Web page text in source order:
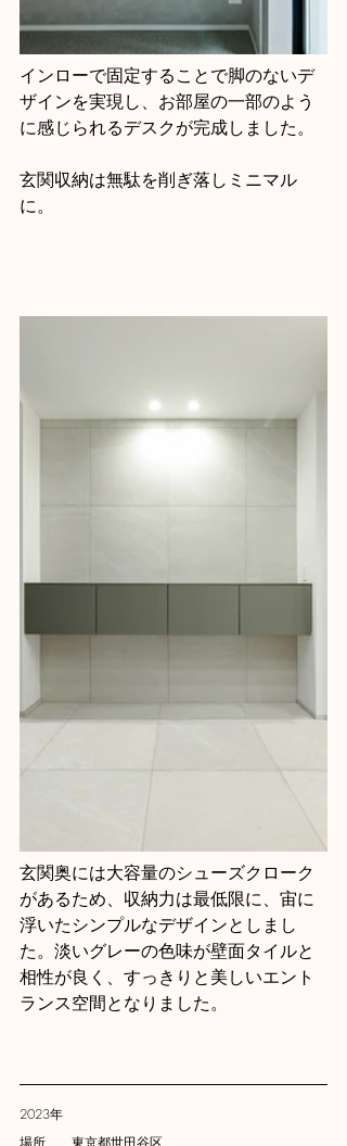
インローで固定することで脚のないデ
ザインを実現し、お部屋の一部のよう
に感じられるデスクが完成しました。
玄関収納は無駄を削ぎ落しミニマル
に。
玄関奥には大容量のシューズクローク
があるため、収納力は最低限に、宙に
浮いたシンプルなデザインとしまし
た。淡いグレーの色味が壁面タイルと
相性が良く、すっきりと美しいエント
ランス空間となりました。
2023年
場所　　東京都世田谷区